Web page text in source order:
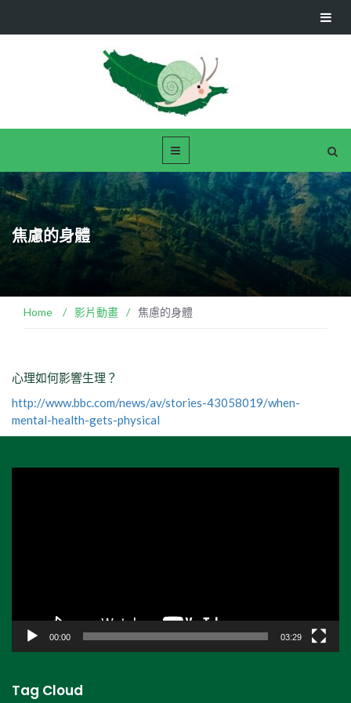
焦慮的身體
Home / 影片動畫 / 焦慮的身體
心理如何影響生理？
http://www.bbc.com/news/av/stories-43058019/when-
mental-health-gets-physical
00:00 03:29
Tag Cloud